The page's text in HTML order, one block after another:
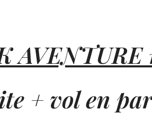
AVENTURE
+ vol en